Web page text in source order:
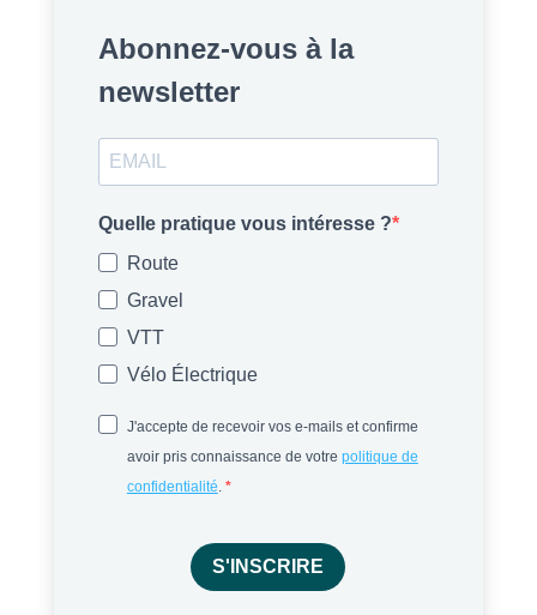
Abonnez-vous à la
newsletter
Quelle pratique vous intéresse ?
Route
Gravel
VTT
Vélo Électrique
J'accepte de recevoir vos e-mails et confirme
avoir pris connaissance de votre politique de
confidentialité
S'INSCRIRE